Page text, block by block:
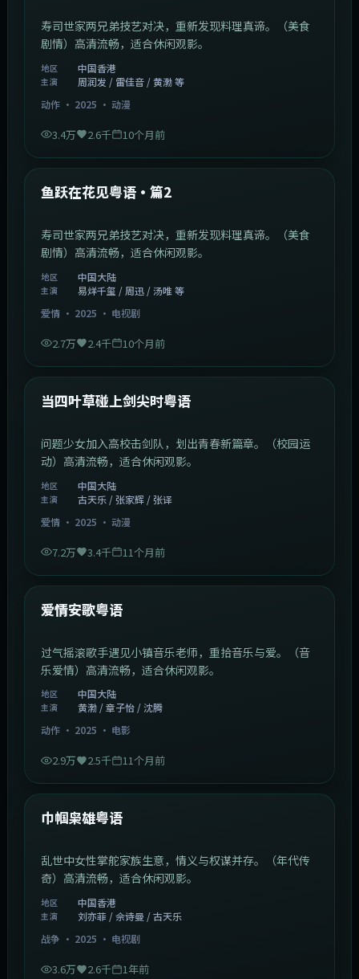
寿司世家两兄弟技艺对决，重新发现料理真谛。（美食
剧情）高清流畅，适合休闲观影。
地区 中国香港
主演
周润发 / 雷佳音 / 黄渤 等
动作· 2025 · 动漫
3.4万 2.6千 10个月前
最新
鱼跃在花见粤语·篇2
寿司世家两兄弟技艺对决，重新发现料理真谛。（美食
剧情）高清流畅，适合休闲观影。
地区 中国大陆
主演
易烊千玺 / 周迅 / 汤唯 等
爱情· 2025 · 电视剧
2.7万 2.4千 10个月前
最新
当四叶草碰上剑尖时粤语
问题少女加入高校击剑队，划出青春新篇章。（校园运
动）高清流畅，适合休闲观影。
地区 中国大陆
主演
古天乐 / 张家辉 / 张译
爱情· 2025 · 动漫
7.2万 3.4千 11个月前
最新
爱情安歌粤语
过气摇滚歌手遇见小镇音乐老师，重拾音乐与爱。（音
乐爱情）高清流畅，适合休闲观影。
地区 中国大陆
主演
黄渤 / 章子怡 / 沈腾
动作· 2025 · 电影
2.9万 2.5千 11个月前
最新
巾帼枭雄粤语
乱世中女性掌舵家族生意，情义与权谋并存。（年代传
奇）高清流畅，适合休闲观影。
地区 中国香港
主演
刘亦菲 / 佘诗曼 / 古天乐
战争 · 2025 · 电视剧
3.6万 2.6千 1年前